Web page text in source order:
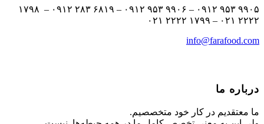
۹۹۰۵ ۹۵۳ ۰۹۱۲ – ۹۹۰۶ ۹۵۳ ۰۹۱۲ – ۶۸۱۹ ۲۸۳ ۰۹۱۲ – ۱۷۹۸
ما
در کار خود متخصصیم.